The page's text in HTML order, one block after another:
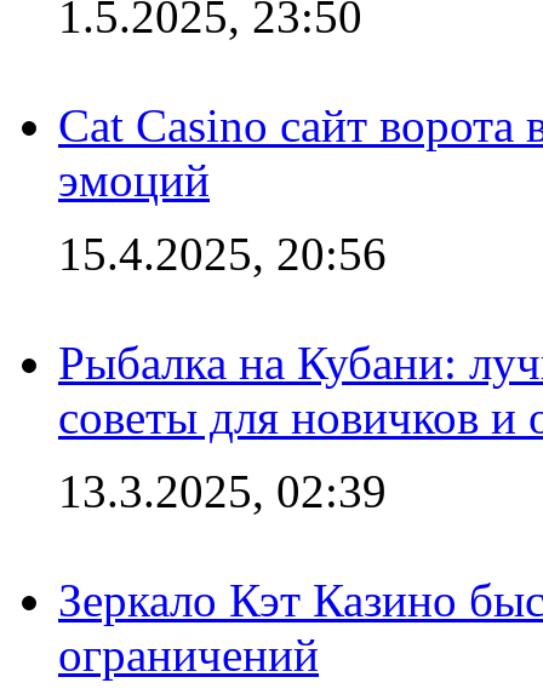
1.5.2025, 23:50
Cat Casino сайт
эмоций
15.4.2025, 20:56
Рыбалка на Кубани:
советы для новичков
13.3.2025, 02:39
Зеркало Кэт Казино
ограничений